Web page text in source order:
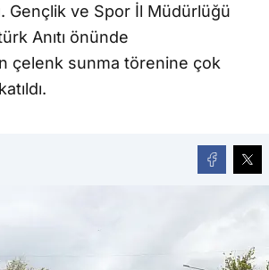
Gençlik ve Spor İl Müdürlüğü
Anıtı önünde
çelenk sunma törenine çok